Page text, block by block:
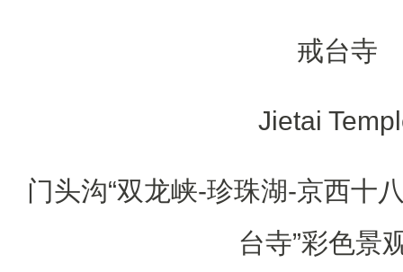
戒台寺
Jietai
门头沟“双龙峡-珍珠湖-京西十
台寺”彩色景